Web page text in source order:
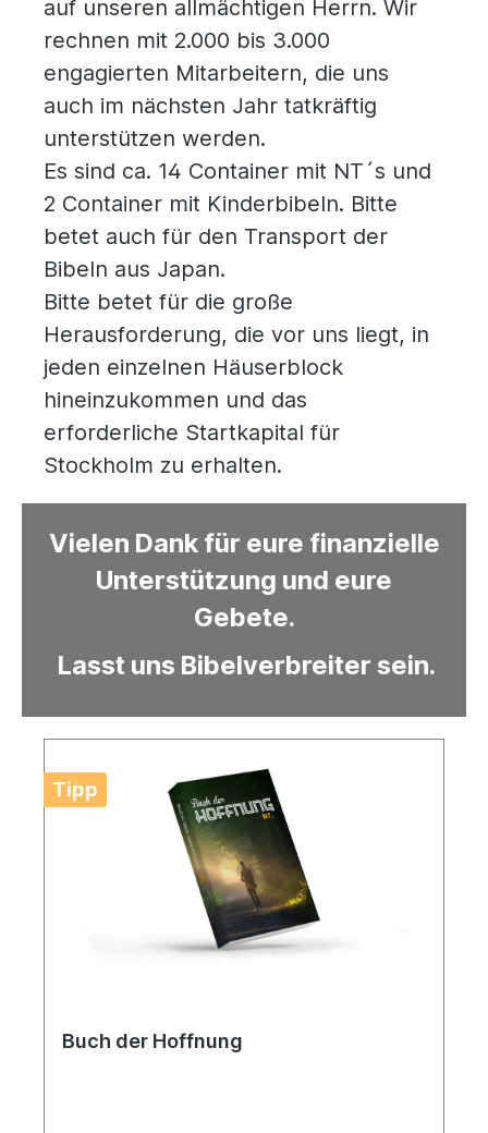
auf unseren allmächtigen Herrn. Wir
rechnen mit 2.000 bis 3.000
engagierten Mitarbeitern, die uns
auch im nächsten Jahr tatkräftig
unterstützen werden.
Es sind ca. 14 Container mit NT´s und
2 Container mit Kinderbibeln. Bitte
betet auch für den Transport der
Bibeln aus Japan.
Bitte betet für die große
Herausforderung, die vor uns liegt, in
jeden einzelnen Häuserblock
hineinzukommen und das
erforderliche Startkapital für
Stockholm zu erhalten.
Vielen Dank für eure finanzielle
Unterstützung und eure
Gebete.
Lasst uns Bibelverbreiter sein.
Tipp
Buch der Hoffnung